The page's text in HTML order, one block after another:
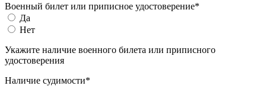
Военный билет или приписное удостоверение*
Да
Нет
Укажите наличие военного билета или приписного
удостоверения
Наличие судимости*